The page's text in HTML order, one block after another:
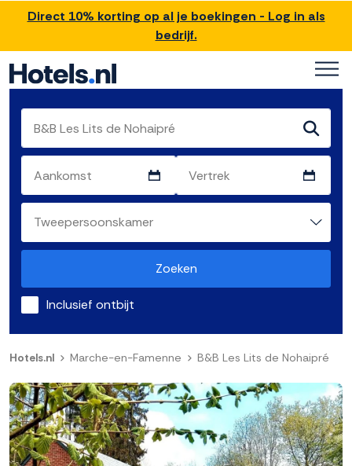
Direct 10% korting op al je boekingen - Log in als
bedrijf.
Zoeken
Inclusief ontbijt
Hotels.nl Marche-en-Famenne B&B Les Lits de Nohaipré